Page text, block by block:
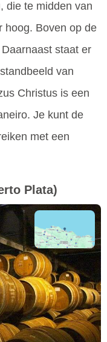
die te midden van
hoog. Boven op de
staat er
van
Christus is een
Je kunt de
met een
Plata)